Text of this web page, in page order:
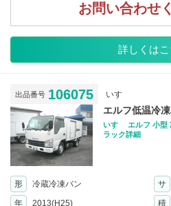
お問い合わせ
詳しくはこ
出品番号 106075 いすゞ
エルフ低温冷
いすゞ エルフ 小型
ラック詳細
形 冷蔵冷凍バン サ
年
2013(H25) 積